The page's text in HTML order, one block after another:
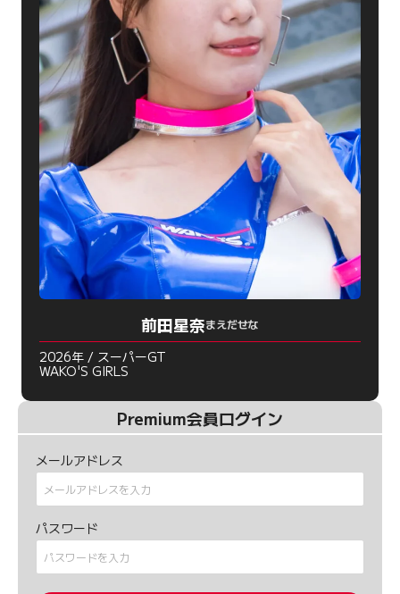
前田星奈まえだせな
2026年 / スーパーGT
WAKO'S GIRLS
Premium会員ログイン
メールアドレス
パスワード